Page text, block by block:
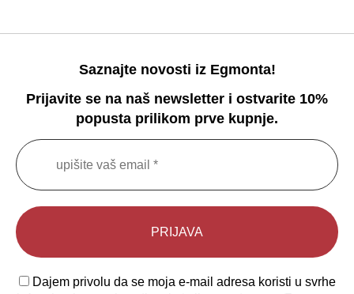
Saznajte novosti iz Egmonta!
Prijavite se na naš newsletter i ostvarite 10%
popusta prilikom prve kupnje.
Dajem privolu da se moja e-mail adresa koristi u svrhe